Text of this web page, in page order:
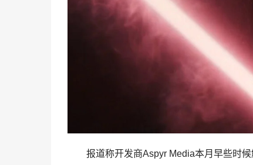
报道称开发商Aspyr Media本月早些时